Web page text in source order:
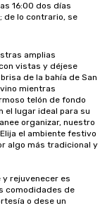
16:00 dos días
de lo contrario, se
amplias
vistas y déjese
de la bahía de San
mientras
telón de fondo
el lugar ideal para su
organizar, nuestro
el ambiente festivo
algo más tradicional y
rejuvenecer es
comodidades de
o dese un